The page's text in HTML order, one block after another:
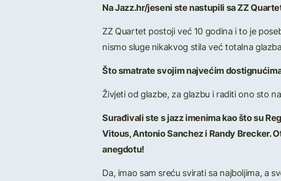
Na Jazz.hr/jeseni ste nastupili sa ZZ
ZZ Quartet postoji već 10 godina i to je
nismo sluge nikakvog stila već totalna
Što smatrate svojim najvećim
Živjeti od glazbe, za glazbu i raditi ono sto
Surađivali ste s jazz imenima kao što su
Vitous, Antonio Sanchez i Randy Brecker.
anegdotu!
Da, imao sam sreću svirati sa najboljima, a